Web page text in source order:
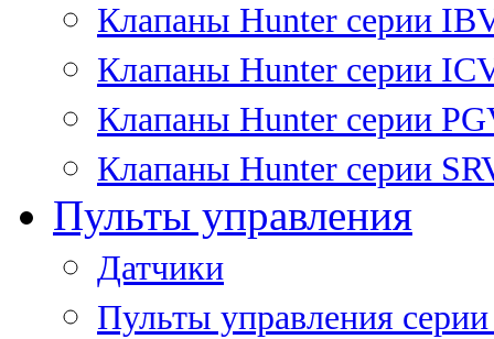
Клапаны Hunter серии
Клапаны Hunter серии
Клапаны Hunter серии
Клапаны Hunter серии
Пульты управления
Датчики
Пульты управления